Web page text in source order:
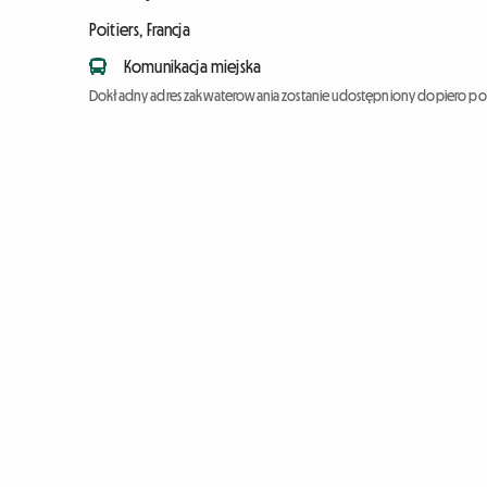
Poitiers, Francja
Komunikacja miejska
Dokładny adres zakwaterowania zostanie udostępniony dopiero